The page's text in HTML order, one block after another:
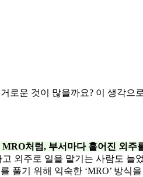
로운 것이 많을까요? 이 생각으
처럼, 부서마다 흩어진 외주
외주로 일을 맡기는 사람도 늘
풀기 위해 익숙한 ‘MRO’ 방식